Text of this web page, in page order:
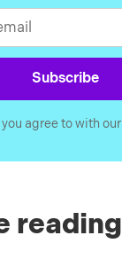
agree to with our
reading